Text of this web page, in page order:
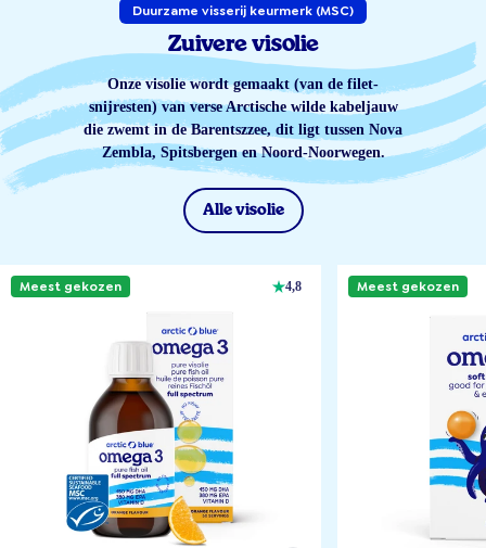
Duurzame visserij keurmerk (MSC)
Zuivere visolie
Onze visolie wordt gemaakt (van de filet-
snijresten) van verse Arctische wilde kabeljauw
die zwemt in de Barentszzee, dit ligt tussen Nova
Zembla, Spitsbergen en Noord-Noorwegen.
Alle visolie
Meest gekozen 4,8 Meest gekozen